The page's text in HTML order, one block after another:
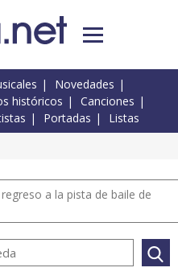
Novedades
históricos
Canciones
Portadas Listas
a la pista de baile de